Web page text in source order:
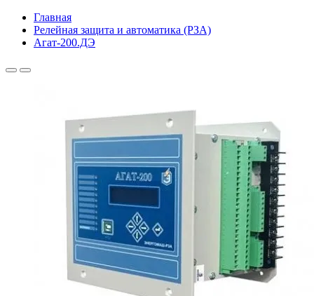
Главная
Релейная защита и автоматика (РЗА)
Агат-200.ДЭ